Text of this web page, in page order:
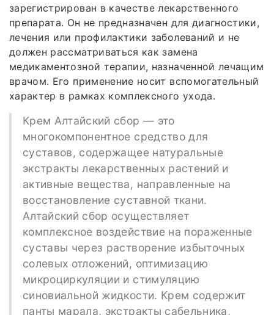
зарегистрирован в качестве лекарственного
препарата. Он не предназначен для диагностики,
лечения или профилактики заболеваний и не
должен рассматриваться как замена
медикаментозной терапии, назначенной лечащим
врачом. Его применение носит вспомогательный
характер в рамках комплексного ухода.
Крем Алтайский сбор — это
многокомпонентное средство для
суставов, содержащее натуральные
экстракты лекарственных растений и
активные вещества, направленные на
восстановление суставной ткани.
Алтайский сбор осуществляет
комплексное воздействие на пораженные
суставы через растворение избыточных
солевых отложений, оптимизацию
микроциркуляции и стимуляцию
синовиальной жидкости. Крем содержит
панты марала, экстракты сабельника,